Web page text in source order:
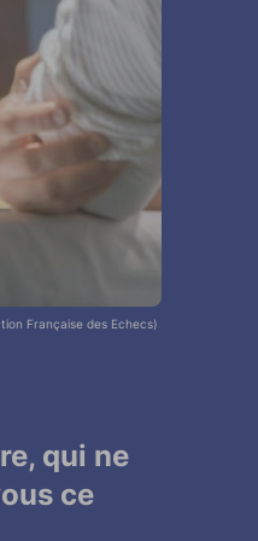
Française des Echecs).
qui ne
ce